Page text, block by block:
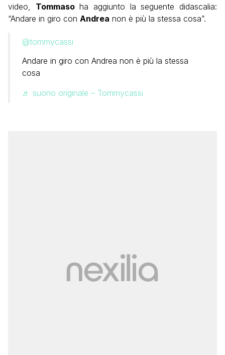
video, Tommasoha aggiunto la seguente didascalia:
“Andare in giro con Andrea non è più la stessa cosa”.
@tommycassi
Andare in giro con Andrea non è più la stessa
cosa
♬ suono originale – Tommycassi